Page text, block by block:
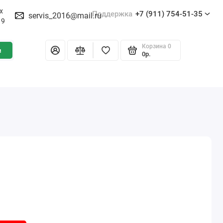
servis_2016@mail.ruПоддержка +7 (911) 754-51-35
Корзина 0
0р.